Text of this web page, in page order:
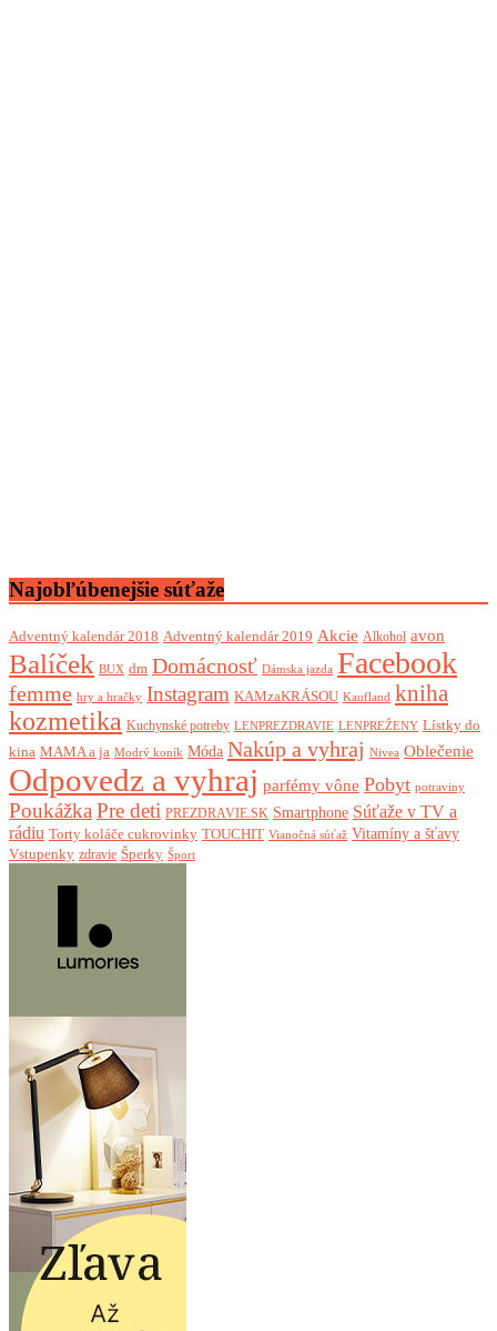
Najobľúbenejšie súťaže
Adventný kalendár 2018 Adventný kalendár 2019 Akcie Alkohol avon
Balíček BUX dm Domácnosť Dámska jazda Facebook
femme hry a hračky Instagram KAMzaKRÁSOU Kaufland kniha
kozmetika Kuchynské potreby LENPREZDRAVIE LENPREŽENY Lístky do
kina MAMA a ja Modrý koník Móda Nakúp a vyhraj Nivea Oblečenie
Odpovedz a vyhraj parfémy vône Pobyt potraviny
Poukážka Pre deti PREZDRAVIE.SK Smartphone Súťaže v TV a
rádiu Torty koláče cukrovinky TOUCHIT Vianočná súťaž Vitamíny a šťavy
Vstupenky zdravie Šperky Šport